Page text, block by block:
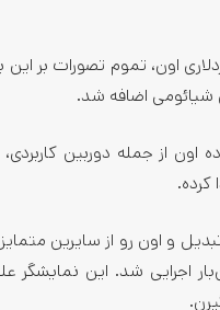
اون، تموم تصورات بر
اون از جمله دوربین
و اون رو از سایرین
اجرایی شد. این